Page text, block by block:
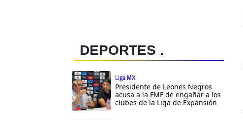
DEPORTES .
Liga MX
Presidente de Leones Negros
acusa a la FMF de engañar a los
clubes de la Liga de Expansión